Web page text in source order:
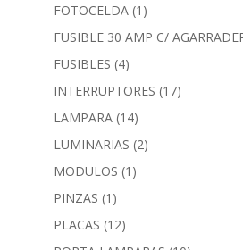
FOTOCELDA (1)
FUSIBLE 30 AMP C/
FUSIBLES (4)
INTERRUPTORES (17)
LAMPARA (14)
LUMINARIAS (2)
MODULOS (1)
PINZAS (1)
PLACAS (12)